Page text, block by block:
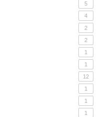
5
4
2
2
1
1
12
1
1
1